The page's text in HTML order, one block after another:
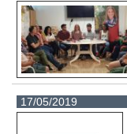
17/05/2019